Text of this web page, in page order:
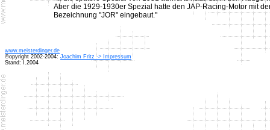
Aber die 1929-1930er Spezial hatte den JAP-Racing-Motor mit
Bezeichnung "JOR" eingebaut."
www.meisterdinger.de
©opyright 2002-2004: Joachim Fritz -> Impressum
Stand: I.2004